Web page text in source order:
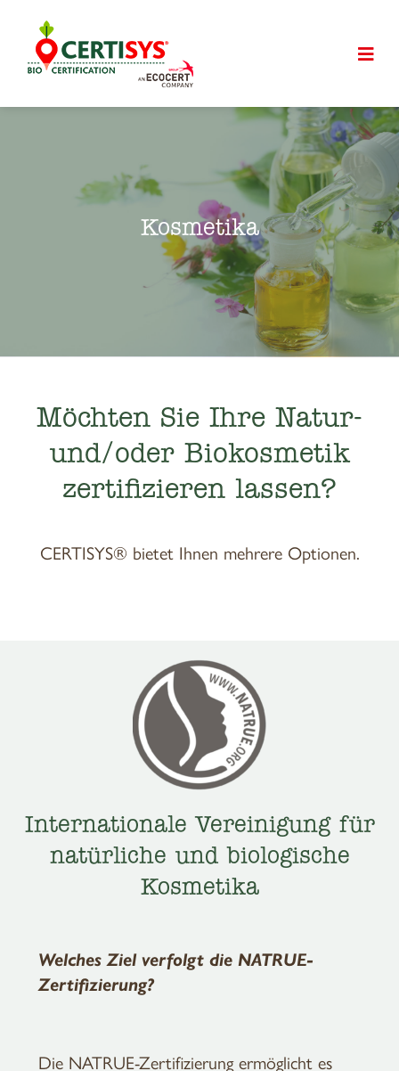
Kosmetika
Möchten Sie Ihre Natur-
und/oder Biokosmetik
zertifizieren lassen?
CERTISYS® bietet Ihnen mehrere Optionen.
Internationale Vereinigung für
natürliche und biologische
Kosmetika
Welches Ziel verfolgt die NATRUE-
Zertifizierung?
Die NATRUE-Zertifizierung ermöglicht es